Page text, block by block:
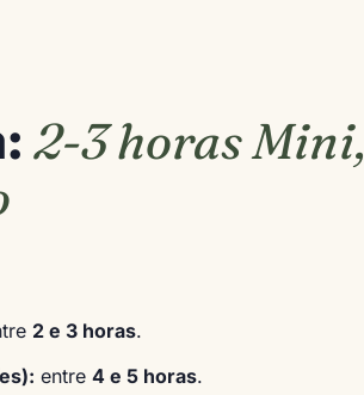
2-3 horas Mini,
2 e 3 horas.
entre 4 e 5 horas.